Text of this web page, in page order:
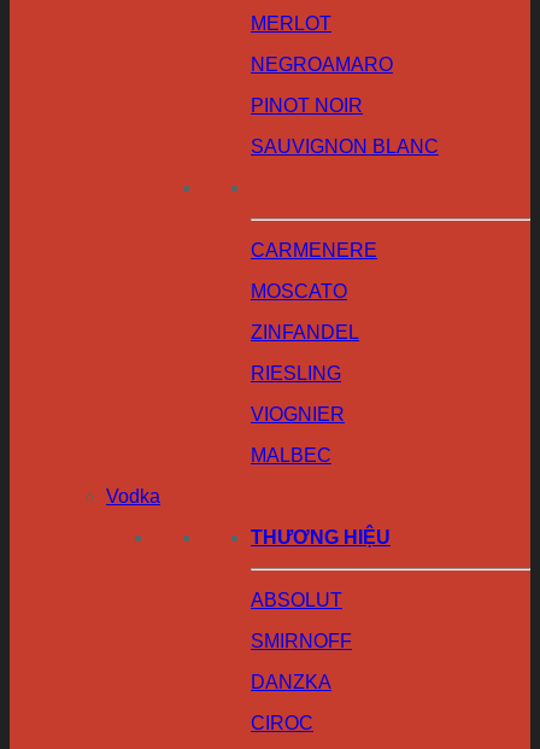
MERLOT
NEGROAMARO
PINOT NOIR
SAUVIGNON BLANC
CARMENERE
MOSCATO
ZINFANDEL
RIESLING
VIOGNIER
MALBEC
Vodka
THƯƠNG HIỆU
ABSOLUT
SMIRNOFF
DANZKA
CIROC